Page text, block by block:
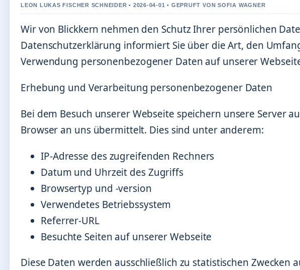
LEON LUKAS FISCHER SCHNEIDER • 2026-04-01 • GEPRUFT VON SOFIA WAGNER
Wir von Blickkern nehmen den Schutz Ihrer persönlichen
Datenschutzerklärung informiert Sie über die Art, den
Verwendung personenbezogener Daten auf unserer
Erhebung und Verarbeitung personenbezogener Daten
Bei dem Besuch unserer Webseite speichern unsere Server
Browser an uns übermittelt. Dies sind unter anderem:
IP-Adresse des zugreifenden Rechners
Datum und Uhrzeit des Zugriffs
Browsertyp und -version
Verwendetes Betriebssystem
Referrer-URL
Besuchte Seiten auf unserer Webseite
Diese Daten werden ausschließlich zu statistischen Zwecken